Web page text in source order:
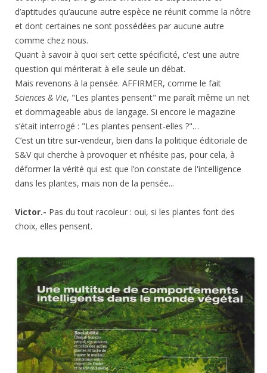
d’aptitudes qu’aucune autre espèce ne réunit comme la nôtre
et dont certaines ne sont possédées par aucune autre
comme chez nous.
Quant à savoir à quoi sert cette spécificité, c'est une autre
question qui mériterait à elle seule un débat.
Mais revenons à la pensée. AFFIRMER, comme le fait
Sciences & Vie, "Les plantes pensent" me paraît même un net
et dommageable abus de langage. Si encore le magazine
s’était interrogé : "Les plantes pensent-elles ?"…
C’est un titre sur-vendeur, bien dans la politique éditoriale de
S&V qui cherche à provoquer et n’hésite pas, pour cela, à
déformer la vérité qui est que l’on constate de l'intelligence
dans les plantes, mais non de la pensée...
Victor.- Pas du tout racoleur : oui, si les plantes font des
choix, elles pensent.